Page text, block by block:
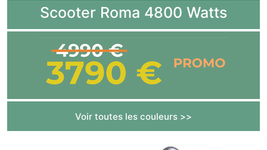
Scooter Roma 4800 Watts
Voir toutes les couleurs >>